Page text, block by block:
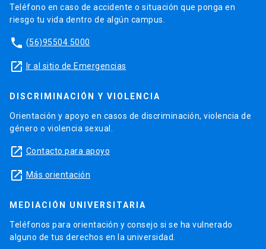
Teléfono en caso de accidente o situación que ponga en
riesgo tu vida dentro de algún campus.
phone (56)95504 5000
launch Ir al sitio de Emergencias
DISCRIMINACIÓN Y VIOLENCIA
Orientación y apoyo en casos de discriminación, violencia de
género o violencia sexual.
launch Contacto para apoyo
launch Más orientación
MEDIACIÓN UNIVERSITARIA
Teléfonos para orientación y consejo si se ha vulnerado
alguno de tus derechos en la universidad.